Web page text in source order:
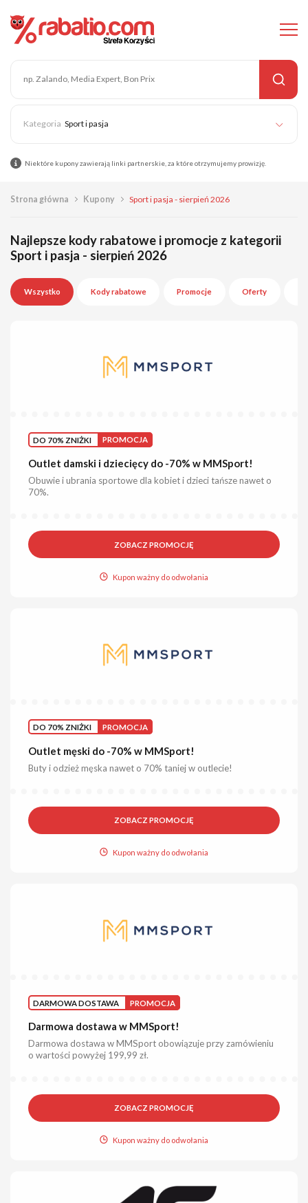
Sport i pasja
Niektóre kupony zawierają linki partnerskie, za które otrzymujemy prowizję.
Strona główna Kupony Sport i pasja - sierpień 2026
Najlepsze kody rabatowe i promocje z kategorii
Sport i pasja - sierpień 2026
Wszystko Kody rabatowe Promocje Oferty
DO 70% ZNIŻKI PROMOCJA
Outlet damski i dziecięcy do -70% w MMSport!
Obuwie i ubrania sportowe dla kobiet i dzieci tańsze nawet o
70%.
ZOBACZ PROMOCJĘ
Kupon ważny do odwołania
DO 70% ZNIŻKI PROMOCJA
Outlet męski do -70% w MMSport!
Buty i odzież męska nawet o 70% taniej w outlecie!
ZOBACZ PROMOCJĘ
Kupon ważny do odwołania
DARMOWA DOSTAWA PROMOCJA
Darmowa dostawa w MMSport!
Darmowa dostawa w MMSport obowiązuje przy zamówieniu
o wartości powyżej 199,99 zł.
ZOBACZ PROMOCJĘ
Kupon ważny do odwołania